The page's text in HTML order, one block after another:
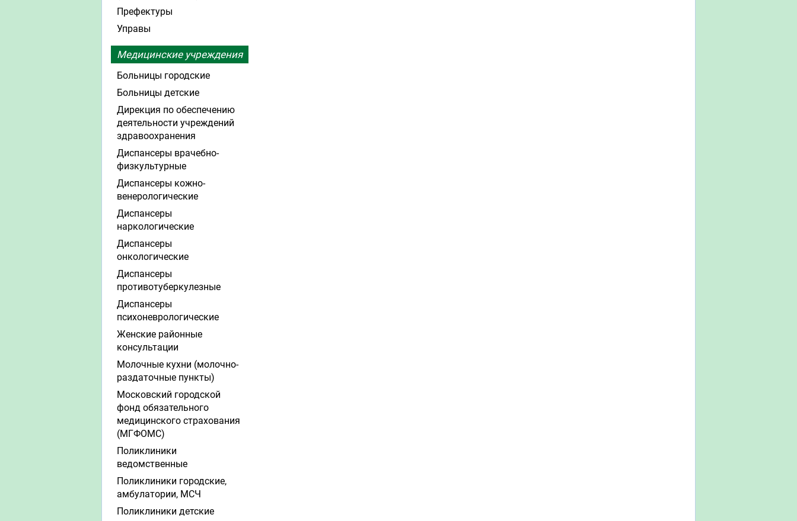
Префектуры
Управы
Медицинские учреждения
Больницы городские
Больницы детские
Дирекция по обеспечению
деятельности учреждений
здравоохранения
Диспансеры врачебно-
физкультурные
Диспансеры кожно-
венерологические
Диспансеры
наркологические
Диспансеры
онкологические
Диспансеры
противотуберкулезные
Диспансеры
психоневрологические
Женские районные
консультации
Молочные кухни (молочно-
раздаточные пункты)
Московский городской
фонд обязательного
медицинского страхования
(МГФОМС)
Поликлиники
ведомственные
Поликлиники городские,
амбулатории, МСЧ
Поликлиники детские